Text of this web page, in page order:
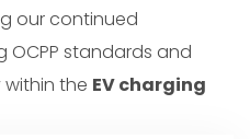
our continued
standards and
the EV charging